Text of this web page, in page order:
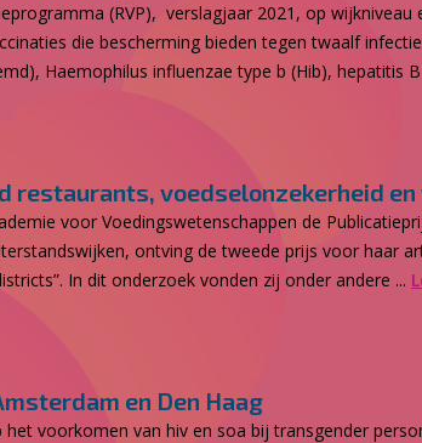
(RVP), verslagjaar 2021, op
die bescherming bieden tegen twaalf
Haemophilus influenzae type b (Hib), hepatitis
voedselonzekerheid
voor Voedingswetenschappen de
ontving de tweede prijs voor haar
In dit onderzoek vonden zij onder andere ...
en Den Haag
voorkomen van hiv en soa bij transgender